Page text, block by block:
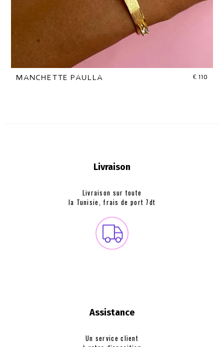
MANCHETTE PAULLA € 110
Livraison
Livraison sur toute
la Tunisie, frais de port 7dt
Assistance
Un service client